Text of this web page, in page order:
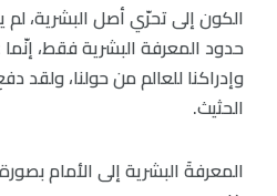
الكون إلى تحرّي أصل البشرية،
حدود المعرفة البشرية فقط، إنّما
وإدراكنا للعالم من حولنا،
الحثيث.
المعرفةَ البشرية إلى الأمام